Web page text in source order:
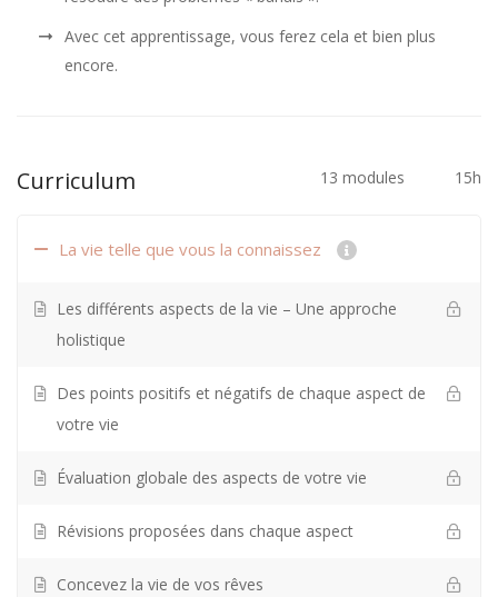
Avec cet apprentissage, vous ferez cela et bien plus
encore.
Curriculum 13 modules 15h
La vie telle que vous la connaissez
Les différents aspects de la vie – Une approche
holistique
Des points positifs et négatifs de chaque aspect de
votre vie
Évaluation globale des aspects de votre vie
Révisions proposées dans chaque aspect
Concevez la vie de vos rêves